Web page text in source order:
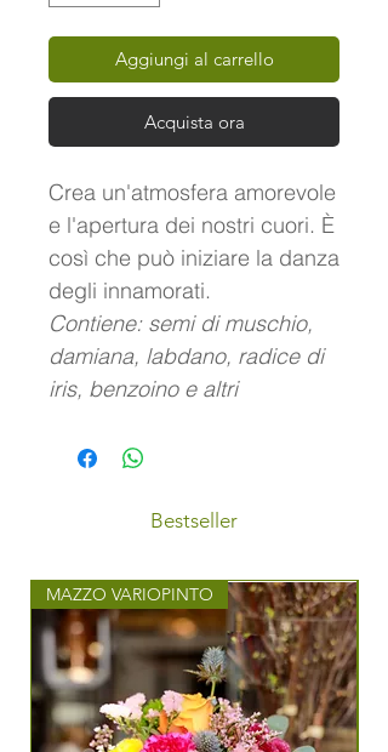
Aggiungi al carrello
Acquista ora
Crea un'atmosfera amorevole
e l'apertura dei nostri cuori. È
così che può iniziare la danza
degli innamorati.
Contiene: semi di muschio,
damiana, labdano, radice di
iris, benzoino e altri
Bestseller
MAZZO VARIOPINTO